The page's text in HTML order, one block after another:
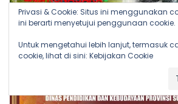
Privasi & Cookie: Situs ini menggunakan
ini berarti menyetujui penggunaan cookie.
Untuk mengetahui lebih lanjut, termasuk
cookie, lihat di sini: Kebijakan Cookie